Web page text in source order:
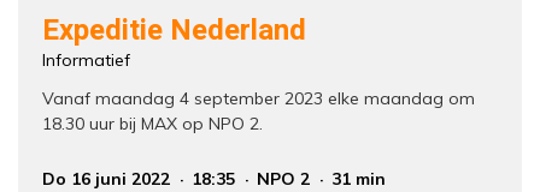
Expeditie Nederland
Informatief
Vanaf maandag 4 september 2023 elke maandag om
18.30 uur bij MAX op NPO 2.
Do 16 juni 2022 18:35 NPO 2
31 min